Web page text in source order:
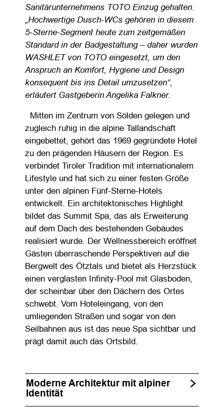
Sanitärunternehmens TOTO Einzug gehalten.
„Hochwertige Dusch-WCs gehören in diesem
5-Sterne-Segment heute zum zeitgemäßen
Standard in der Badgestaltung – daher wurden
WASHLET von TOTO eingesetzt, um den
Anspruch an Komfort, Hygiene und Design
konsequent bis ins Detail umzusetzen“,
erläutert Gastgeberin Angelika Falkner.
Mitten im Zentrum von Sölden gelegen und
zugleich ruhig in die alpine Tallandschaft
eingebettet, gehört das 1969 gegründete Hotel
zu den prägenden Häusern der Region. Es
verbindet Tiroler Tradition mit internationalem
Lifestyle und hat sich zu einer festen Größe
unter den alpinen Fünf-Sterne-Hotels
entwickelt. Ein architektonisches Highlight
bildet das Summit Spa, das als Erweiterung
auf dem Dach des bestehenden Gebäudes
realisiert wurde. Der Wellnessbereich eröffnet
Gästen überraschende Perspektiven auf die
Bergwelt des Ötztals und bietet als Herzstück
einen verglasten Infinity-Pool mit Glasboden,
der scheinbar über den Dächern des Ortes
schwebt. Vom Hoteleingang, von den
umliegenden Straßen und sogar von den
Seilbahnen aus ist das neue Spa sichtbar und
prägt damit auch das Ortsbild.
Moderne Architektur mit alpiner
Identität